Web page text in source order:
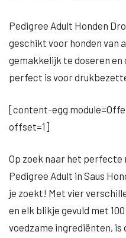
Pedigree Adult Honden
geschikt voor honden van
gemakkelijk te doseren
perfect is voor
[content-egg
offset=1]
Op zoek naar het perfecte
Pedigree Adult in Saus
je zoekt! Met vier
en elk blikje gevuld met
voedzame ingrediënten, is